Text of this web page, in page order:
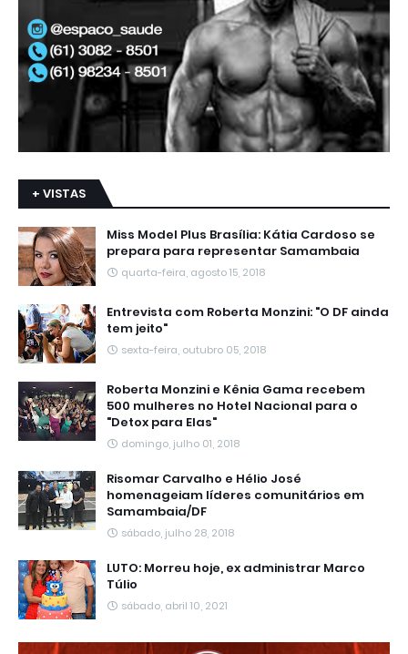
+ VISTAS
Miss Model Plus Brasília: Kátia Cardoso se
prepara para representar Samambaia
quarta-feira, agosto 15, 2018
Entrevista com Roberta Monzini: "O DF ainda
tem jeito"
sexta-feira, outubro 05, 2018
Roberta Monzini e Kênia Gama recebem
500 mulheres no Hotel Nacional para o
"Detox para Elas"
domingo, julho 01, 2018
Risomar Carvalho e Hélio José
homenageiam líderes comunitários em
Samambaia/DF
sábado, julho 28, 2018
LUTO: Morreu hoje, ex administrar Marco
Túlio
sábado, abril 10, 2021